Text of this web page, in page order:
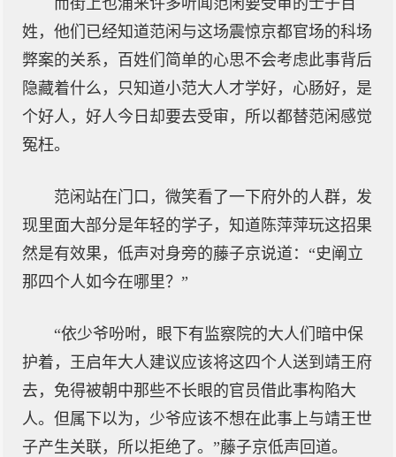
而街上也涌来许多听闻范闲要受审的士子百
姓，他们已经知道范闲与这场震惊京都官场的科场
弊案的关系，百姓们简单的心思不会考虑此事背后
隐藏着什么，只知道小范大人才学好，心肠好，是
个好人，好人今日却要去受审，所以都替范闲感觉
冤枉。
范闲站在门口，微笑看了一下府外的人群，发
现里面大部分是年轻的学子，知道陈萍萍玩这招果
然是有效果，低声对身旁的藤子京说道：“史阐立
那四个人如今在哪里？”
“依少爷吩咐，眼下有监察院的大人们暗中保
护着，王启年大人建议应该将这四个人送到靖王府
去，免得被朝中那些不长眼的官员借此事构陷大
人。但属下以为，少爷应该不想在此事上与靖王世
子产生关联，所以拒绝了。”藤子京低声回道。